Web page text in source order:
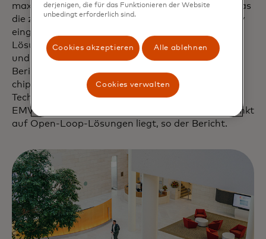
maximieren. Später in diesem Jahr wird mit OV-pas
die zweite Zahlungsmethode innerhalb von OVpay
eingeführt. OV-pas ist eine Closed-Loop-Token-
Lösung, die für Einzelpersonen mit Abonnements
und Studenten entwickelt wurde, so der OVpay-
Bericht. Bis 2025 werden die Niederlande von OV-
chipkaart auf OVpay umsteigen, die MIFARE-
Technologie auslaufen lassen und vollständig auf
EMV-Technologie umstellen, wobei der Schwerpunkt
auf Open-Loop-Lösungen liegt, so der Bericht.
derjenigen, die für das Funktionieren der Website
unbedingt erforderlich sind.
Cookies akzeptieren Alle ablehnen
Cookies verwalten